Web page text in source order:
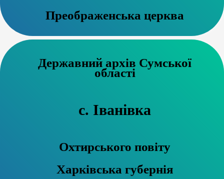
Преображенська церква
Державний архів Сумської
області
с. Іванівка
Охтирського повіту
Харківська губернія